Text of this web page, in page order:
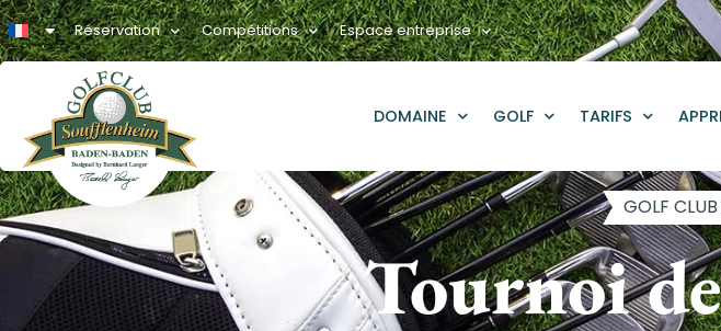
Réservation Compétitions Espace entreprise
DOMAINE GOLF TARIFS
GOLF
Tournoi